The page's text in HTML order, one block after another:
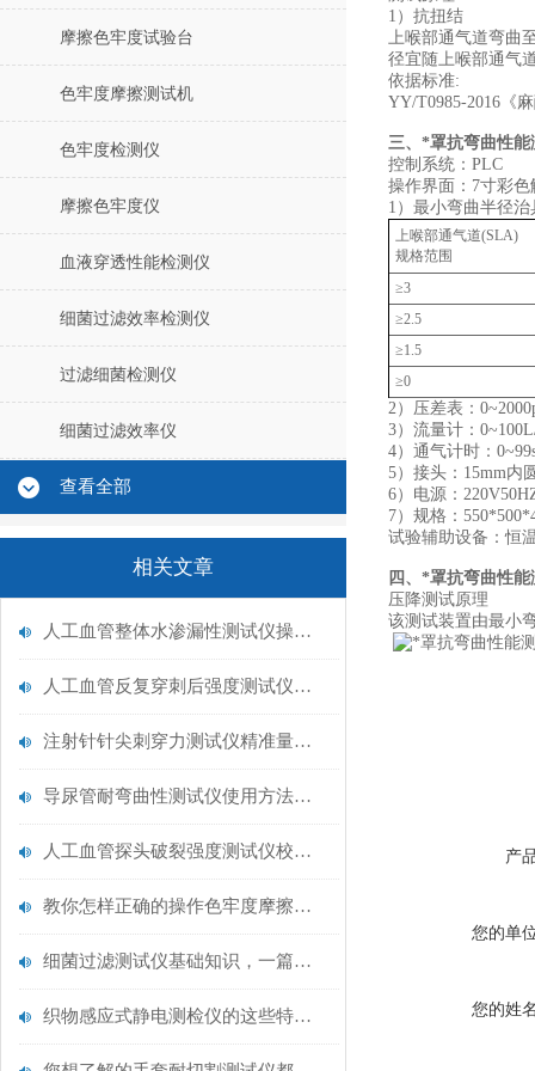
摩擦色牢度试验台
色牢度摩擦测试机
色牢度检测仪
摩擦色牢度仪
血液穿透性能检测仪
细菌过滤效率检测仪
过滤细菌检测仪
细菌过滤效率仪
查看全部
相关文章
人工血管整体水渗漏性测试仪操作中最容易出错的步骤
人工血管反复穿刺后强度测试仪是什么？透析患者的“生命管“质量靠它把关！
注射针针尖刺穿力测试仪精准量化针尖锋利度，构筑临床安全防线
导尿管耐弯曲性测试仪使用方法与操作规范
人工血管探头破裂强度测试仪校准规范：精准赋能医疗安全的技术基准
教你怎样正确的操作色牢度摩擦测试机
细菌过滤测试仪基础知识，一篇搞定
织物感应式静电测检仪的这些特点很少有人都知道
1）抗扭结
上喉部通气道弯曲
径宜随上喉部通气
依据标准:
YY/T0985-2016《
三、*罩抗弯曲性能
控制系统：PLC
操作界面：7寸彩色
1）最小弯曲半径治
上喉部通气道(SLA)
规格范围
≥3
≥2.5
≥1.5
≥0
2）压差表：
3）流量计：
4）通气计时：
5）接头：15mm内
6）电源：
7）规格：
试验辅助设备：恒
四、*罩抗弯曲性
压降测试原理
该测试装置由最小
产
您的单
您的姓